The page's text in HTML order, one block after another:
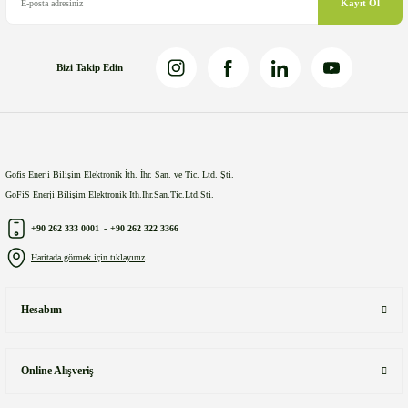
Kayıt Ol
Bizi Takip Edin
Gofis Enerji Bilişim Elektronik İth. İhr. San. ve Tic. Ltd. Şti.
GoFiS Enerji Bilişim Elektronik Ith.Ihr.San.Tic.Ltd.Sti.
+90 262 333 0001 - +90 262 322 3366
Haritada görmek için tıklayınız
Hesabım
Online Alışveriş